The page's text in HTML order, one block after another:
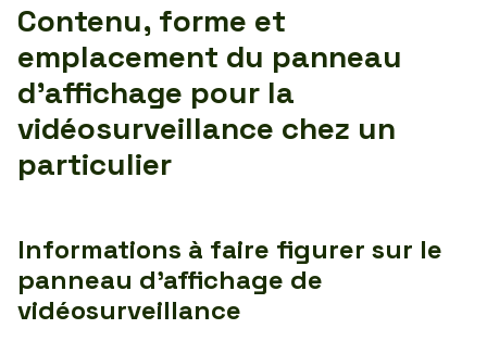
Contenu, forme et
emplacement du panneau
d’affichage pour la
vidéosurveillance chez un
particulier
Informations à faire figurer sur le
panneau d’affichage de
vidéosurveillance